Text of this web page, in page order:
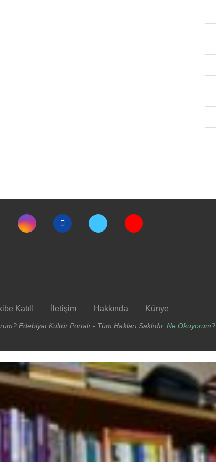
Katıl! İletişim Hakkında Künye
Edebiyat Kültür Portalı - Tüm Hakları Saklıdır. Ne Okuyorum?